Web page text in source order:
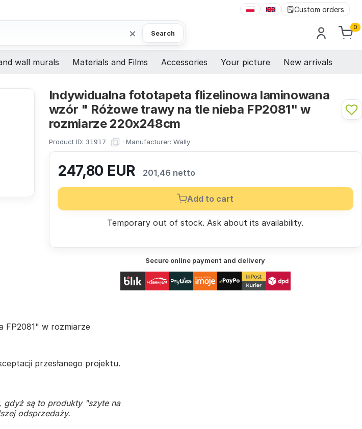
Custom orders
× Search
0
wall murals Materials and Films Accessories Your picture New arrivals
Indywidualna fototapeta flizelinowa laminowana
wzór " Różowe trawy na tle nieba FP2081" w
rozmiarze 220x248cm
Product ID: 31917 · Manufacturer: Wally
247,80 EUR 201,46 netto
Add to cart
Temporary out of stock. Ask about its availability.
Secure online payment and delivery
FP2081" w rozmiarze
przesłanego projektu.
gdyż są to produkty "szyte na
odsprzedaży.